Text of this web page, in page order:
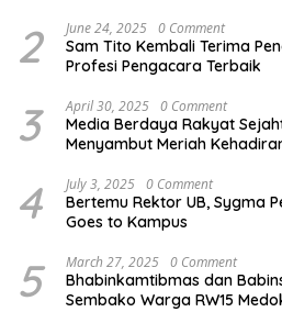
2 June 24, 2025 0 Comment
Sam Tito Kembali Terima
Profesi Pengacara Terbaik
3 April 30, 2025 0 Comment
Media Berdaya Rakyat
Menyambut Meriah
4 July 3, 2025 0 Comment
Bertemu Rektor UB, Sygma
Goes to Kampus
5 March 27, 2025 0 Comment
Bhabinkamtibmas dan
Sembako Warga RW15